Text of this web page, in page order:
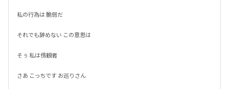
私の行為は 脆弱だ
それでも辞めない この意思は
そぅ 私は傍観者
さあ こっちです お巡りさん